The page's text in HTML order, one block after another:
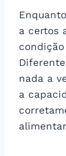
a certos
nada a
a